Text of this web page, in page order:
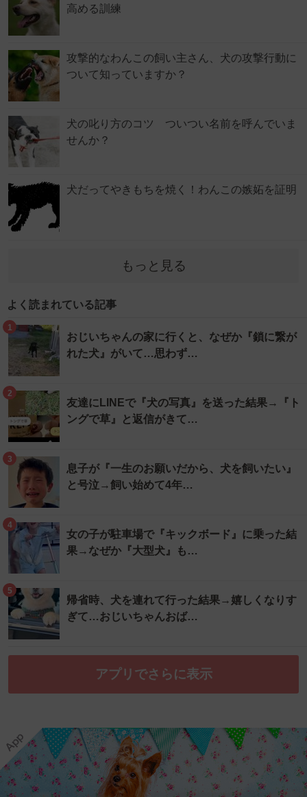
高める訓練
攻撃的なわんこの飼い主さん、犬の攻撃行動に
ついて知っていますか？
犬の叱り方のコツ ついつい名前を呼んでいま
せんか？
犬だってやきもちを焼く！わんこの嫉妬を証明
もっと見る
よく読まれている記事
1
おじいちゃんの家に行くと、なぜか『鎖に繋が
れた犬』がいて…思わず…
2
友達にLINEで『犬の写真』を送った結果→『ト
ングで草』と返信がきて…
3
息子が『一生のお願いだから、犬を飼いたい』
と号泣→飼い始めて4年…
4
女の子が駐車場で『キックボード』に乗った結
果→なぜか『大型犬』も…
5
帰省時、犬を連れて行った結果→嬉しくなりす
ぎて…おじいちゃんおば…
アプリでさらに表示